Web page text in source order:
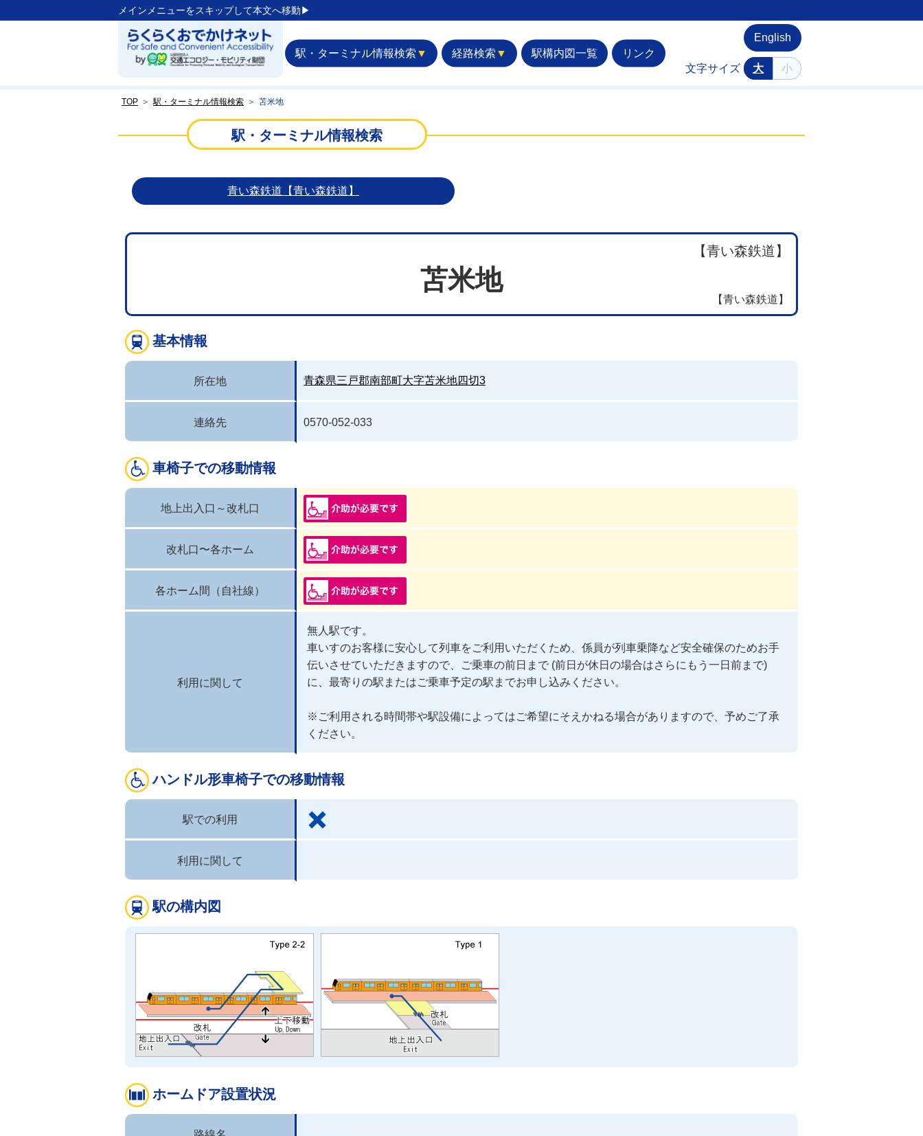
メインメニューをスキップして本文へ移動▶︎
駅・ターミナル情報検索 ▼ 経路検索 ▼ 駅構内図一覧 リンク
English
文字サイズ 大 小
TOP ＞ 駅・ターミナル情報検索 ＞ 苫米地
駅・ターミナル情報検索
青い森鉄道【青い森鉄道】
【青い森鉄道】
苫米地
【青い森鉄道】
基本情報
所在地 青森県三戸郡南部町大字苫米地四切3
連絡先 0570-052-033
車椅子での移動情報
地上出入口～改札口
改札口〜各ホーム
各ホーム間（自社線）
利用に関して
無人駅です。
車いすのお客様に安心して列車をご利用いただくため、係員が列車乗降など安全確保のためお手
伝いさせていただきますので、ご乗車の前日まで (前日が休日の場合はさらにもう一日前まで)
に、最寄りの駅またはご乗車予定の駅までお申し込みください。
※ご利用される時間帯や駅設備によってはご希望にそえかねる場合がありますので、予めご了承
ください。
ハンドル形車椅子での移動情報
駅での利用
利用に関して
駅の構内図
ホームドア設置状況
路線名